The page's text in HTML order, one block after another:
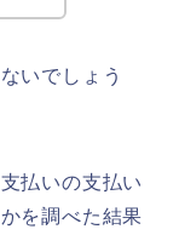
いでしょう
払いの支払い
を調べた結果